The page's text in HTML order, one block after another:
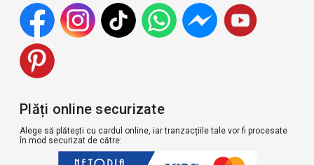
Plăți online securizate
Alege să plătești cu cardul online, iar tranzacțiile tale vor fi procesate
în mod securizat de către: